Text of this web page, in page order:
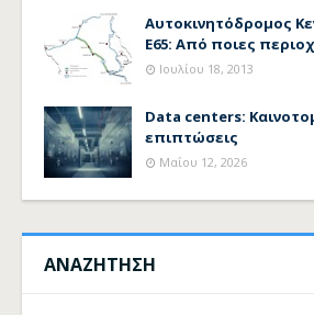
Αυτοκινητόδρομος
Ε65: Από ποιες
Ιουλίου 18, 2013
Data centers:
επιπτώσεις
Μαΐου 12, 2026
ΑΝΑΖΗΤΗΣΗ